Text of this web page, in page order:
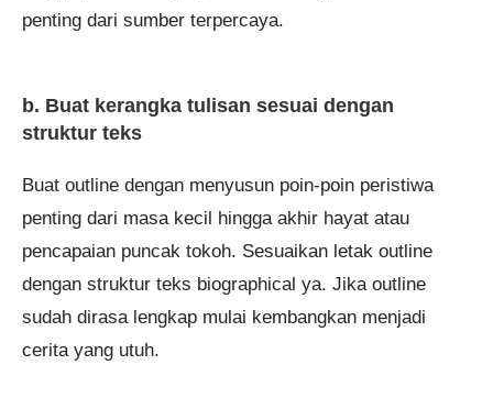
penting dari sumber terpercaya.
b. Buat kerangka tulisan sesuai dengan
struktur teks
Buat outline dengan menyusun poin-poin peristiwa
penting dari masa kecil hingga akhir hayat atau
pencapaian puncak tokoh. Sesuaikan letak outline
dengan struktur teks biographical ya. Jika outline
sudah dirasa lengkap mulai kembangkan menjadi
cerita yang utuh.